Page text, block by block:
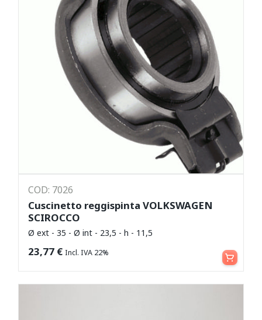
COD: 7026
Cuscinetto reggispinta VOLKSWAGEN
SCIROCCO
Ø ext - 35 - Ø int - 23,5 - h - 11,5
23,77 € Incl. IVA 22% Aggiungi al carrello